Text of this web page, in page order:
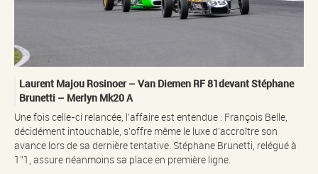
Laurent Majou Rosinoer – Van Diemen RF 81devant Stéphane
Brunetti – Merlyn Mk20 A
Une fois celle-ci relancée, l’affaire est entendue : François Belle,
décidément intouchable, s’offre même le luxe d’accroître son
avance lors de sa dernière tentative. Stéphane Brunetti, relégué à
1’’1, assure néanmoins sa place en première ligne.